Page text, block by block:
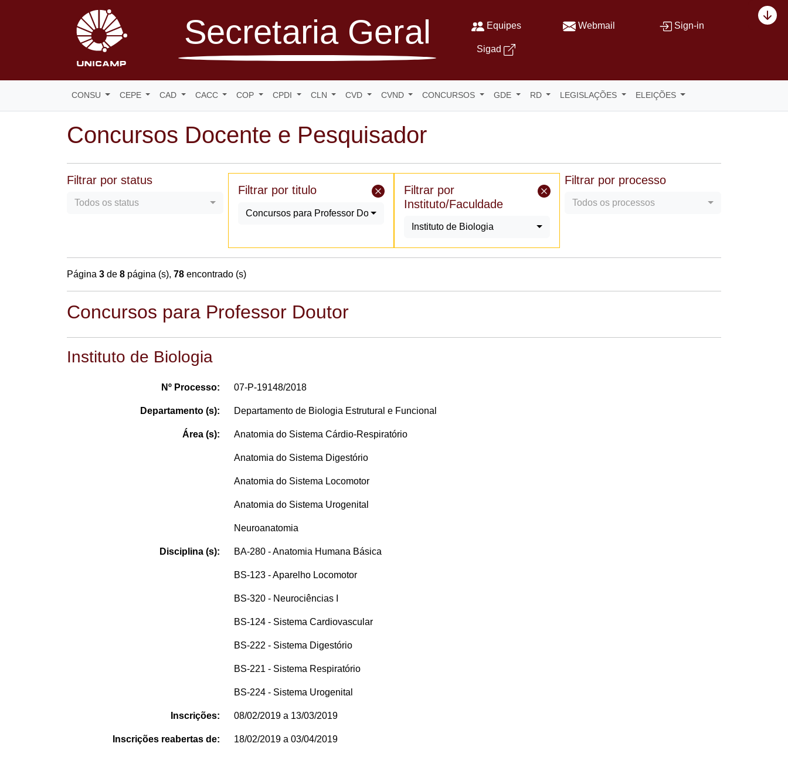
Secretaria Geral Equipes Webmail Sign-in
Sigad
CONSU CEPE CAD CACC COP CPDI CLN CVD CVND CONCURSOS GDE RD LEGISLAÇÕES ELEIÇÕES
Concursos Docente e Pesquisador
Filtrar por status
Todos os status
Filtrar por titulo
Concursos para Professor Doutor
Filtrar por
Instituto/Faculdade
Instituto de Biologia
Filtrar por processo
Todos os processos
Página 3 de 8 página (s), 78 encontrado (s)
Concursos para Professor Doutor
Instituto de Biologia
Nº Processo: 07-P-19148/2018
Departamento (s): Departamento de Biologia Estrutural e Funcional
Área (s): Anatomia do Sistema Cárdio-Respiratório
Anatomia do Sistema Digestório
Anatomia do Sistema Locomotor
Anatomia do Sistema Urogenital
Neuroanatomia
Disciplina (s): BA-280 - Anatomia Humana Básica
BS-123 - Aparelho Locomotor
BS-320 - Neurociências I
BS-124 - Sistema Cardiovascular
BS-222 - Sistema Digestório
BS-221 - Sistema Respiratório
BS-224 - Sistema Urogenital
Inscrições: 08/02/2019 a 13/03/2019
Inscrições reabertas de: 18/02/2019 a 03/04/2019